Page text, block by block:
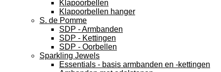
Klapoorbellen
Klapoorbellen hanger
S. de Pomme
SDP - Armbanden
SDP - Kettingen
SDP - Oorbellen
Sparkling Jewels
Essentials - basis armbanden en -kettingen